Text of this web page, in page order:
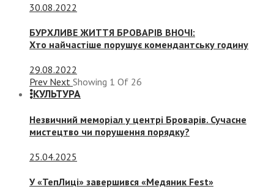
30.08.2022
БУРХЛИВЕ ЖИТТЯ БРОВАРІВ ВНОЧІ:
Хто найчастіше порушує комендантську годину
29.08.2022
Prev Next Showing 1 Of 26
КУЛЬТУРА
Незвичний меморіал у центрі Броварів. Сучасне
мистецтво чи порушення порядку?
25.04.2025
У «ТепЛиці» завершився «Медяник Fest»